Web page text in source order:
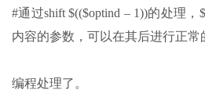
#通过shift $(($optind – 1))的处理
内容的参数，可以在其后进行正常
编程处理了。